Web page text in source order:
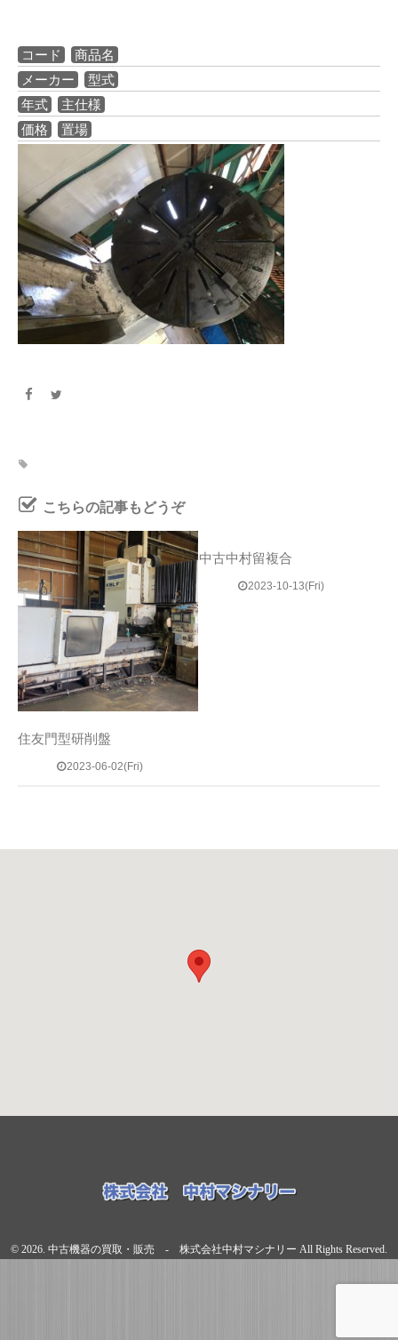
コード
商品名
メーカー
型式
年式
主仕様
価格
置場
こちらの記事もどうぞ
住友門型研削盤
2023-06-02(Fri)
中古中村留複合
2023-10-13(Fri)
© 2026. 中古機器の買取・販売 - 株式会社中村マシナリー All Rights Reserved.